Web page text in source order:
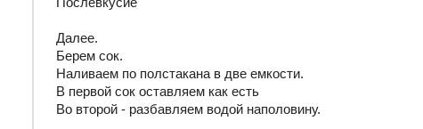
Далее.
Берем сок.
Наливаем по полстакана в две емкости.
В первой сок оставляем как есть
Во второй - разбавляем водой наполовину.